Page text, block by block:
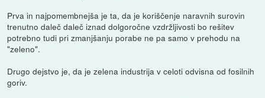
Prva in najpomembnejša je ta, da je koriščenje naravnih surovin
trenutno daleč daleč iznad dolgoročne vzdržljivosti bo rešitev
potrebno tudi pri zmanjšanju porabe ne pa samo v prehodu na
"zeleno".
Drugo dejstvo je, da je zelena industrija v celoti odvisna od fosilnih
goriv.